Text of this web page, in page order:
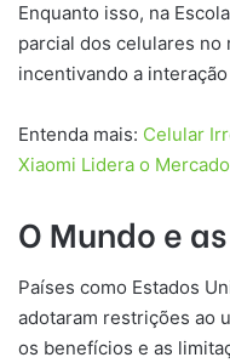
Enquanto isso, na
parcial dos celulares
incentivando a
Entenda mais: Celular
Xiaomi Lidera o Mercado
O Mundo e
Países como Estados
adotaram restrições ao
os benefícios e as